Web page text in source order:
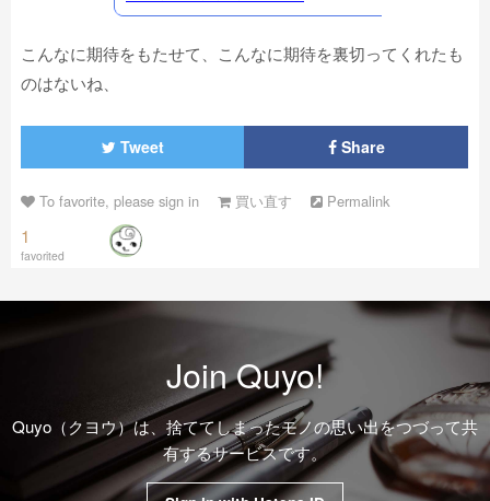
こんなに期待をもたせて、こんなに期待を裏切ってくれたも
のはないね、
Tweet Share
To favorite, please sign in 買い直す Permalink
1
favorited
Join Quyo!
Quyo（クヨウ）は、捨ててしまったモノの思い出をつづって共
有するサービスです。